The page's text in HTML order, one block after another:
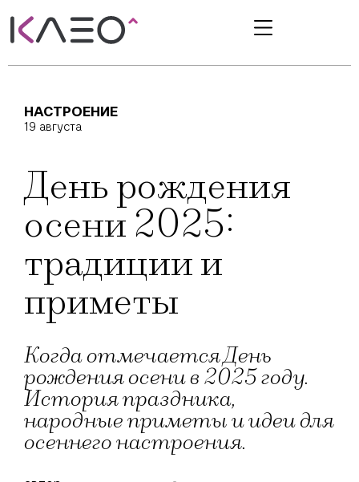
НАСТРОЕНИЕ
19 августа
День рождения
осени 2025:
традиции и
приметы
Когда отмечается День
рождения осени в 2025 году.
История праздника,
народные приметы и идеи для
осеннего настроения.